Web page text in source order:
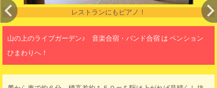
レストランにもピアノ！
山の上のライブガーデン♪ 音楽合宿・バンド合宿 は ペンション
ひまわりへ！